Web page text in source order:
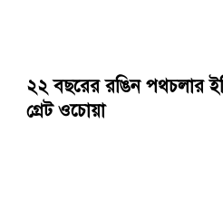
২২ বছরের রঙিন পথচলার
গ্রেট ওচোয়া